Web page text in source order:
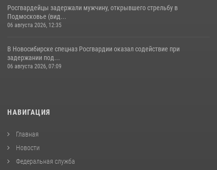
Росгвардейцы задержали мужчину, открывшего стрельбу в
Подмосковье (вид...
06 августа 2026, 12:35
В Новосибирске спецназ Росгвардии оказал содействие при
задержании под...
06 августа 2026, 07:09
НАВИГАЦИЯ
Главная
Новости
Федеральная служба